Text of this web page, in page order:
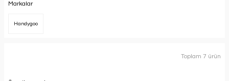
Markalar
Handygoo
Toplam 7 ürün